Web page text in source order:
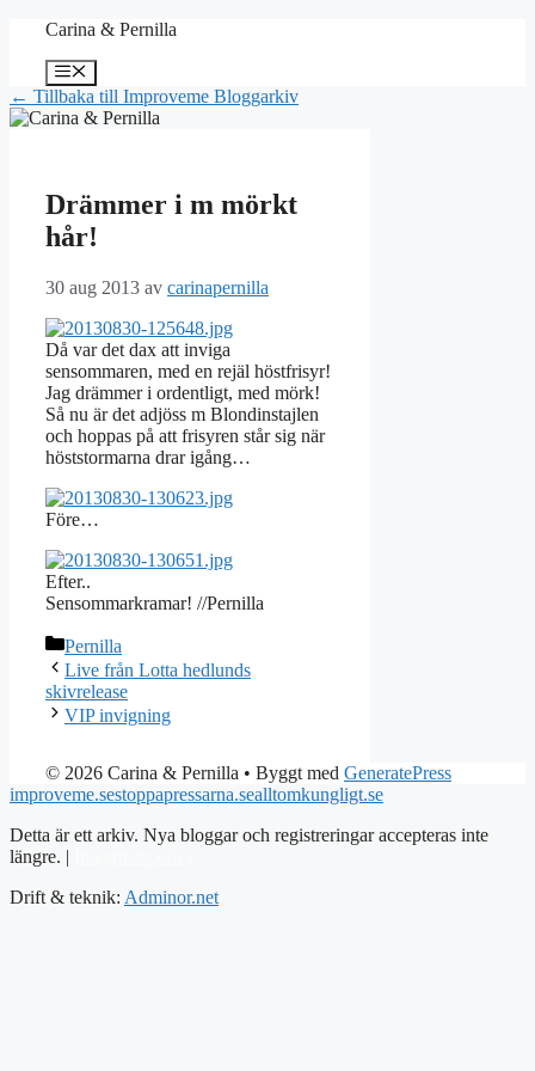
Hoppa
innehåll
Carina & Pernilla
Meny
← Tillbaka till Improveme Bloggarkiv
Drämmer i m mörkt
hår!
30 aug 2013 av carinapernilla
Då var det dax att inviga
sensommaren, med en rejäl höstfrisyr!
Jag drämmer i ordentligt, med mörk!
Så nu är det adjöss m Blondinstajlen
och hoppas på att frisyren står sig när
höststormarna drar igång…
Före…
Efter..
Sensommarkramar! //Pernilla
Kategorier
Pernilla
Live från Lotta hedlunds
skivrelease
VIP invigning
© 2026 Carina & Pernilla • Byggt med GeneratePress
improveme.sestoppapressarna.sealltomkungligt.se
Detta är ett arkiv. Nya bloggar och registreringar accepteras inte
längre. |
Drift & teknik: Adminor.net